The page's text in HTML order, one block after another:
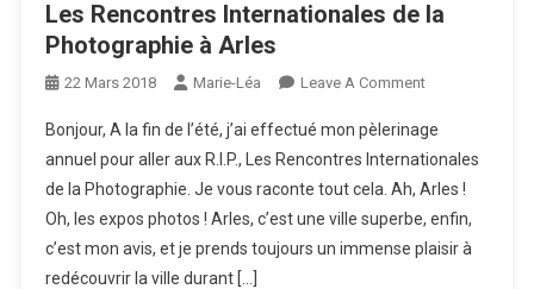
Les Rencontres Internationales de la
Photographie à Arles
22 Mars 2018 Marie-Léa Leave A CommentOn
Rencontres
Internationales
De
La
Photographie
Bonjour, A la fin de l’été, j’ai effectué mon pèlerinage
annuel pour aller aux R.I.P., Les Rencontres Internationales
de la Photographie. Je vous raconte tout cela. Ah, Arles !
Oh, les expos photos ! Arles, c’est une ville superbe, enfin,
c’est mon avis, et je prends toujours un immense plaisir à
redécouvrir la ville durant […]